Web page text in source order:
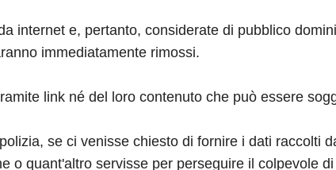
internet e, pertanto, considerate di pubblico
immediatamente rimossi.
link né del loro contenuto che può essere
se ci venisse chiesto di fornire i dati raccolti
o quant'altro servisse per perseguire il colpevole